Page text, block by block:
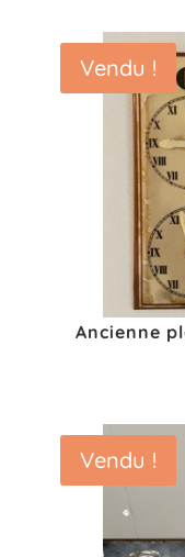
Ancienne
Vendu !
Vendu !